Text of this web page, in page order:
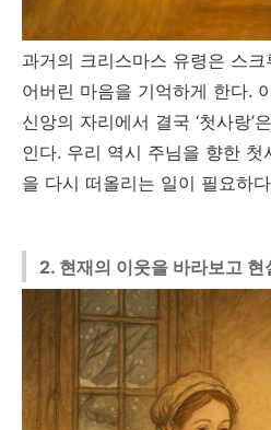
과거의 크리스마스 유령은 스
어버린 마음을 기억하게 한다.
신앙의 자리에서 결국 ‘첫사랑’
인다. 우리 역시 주님을 향한
을 다시 떠올리는 일이 필요하
2. 현재의 이웃을 바라보고 현